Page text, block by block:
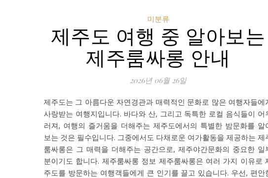
미분류
제주도 여행 중 알아보는
제주룸싸롱 안내
2026년 06월 26일
제주도는 그 아름다운 자연경관과 매력적인 문화로 많은 여행자들에
사랑받는 여행지입니다. 바다와 산, 그리고 독특한 로컬 음식들이 어
러져, 여행의 즐거움을 더해주는 제주도에서의 특별한 밤문화를 알
보는 것은 필수입니다. 그중에서도 다채로운 여가활동을 제공하는 제
룸싸롱은 그 매력을 더해주는 공간으로, 제주야간문화의 중요한 일
분이기도 합니다. 제주룸싸롱 정보 제주룸싸롱은 여러 가지 이유로
주도를 방문하는 여행객들에게 큰 인기를 끌고 있습니다. 우선, 편안